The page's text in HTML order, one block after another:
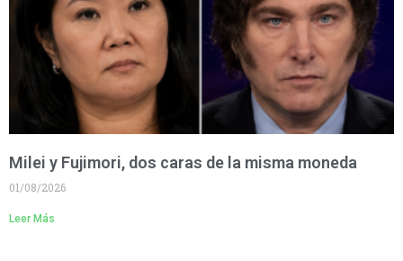
Milei y Fujimori, dos caras de la misma moneda
01/08/2026
Leer Más